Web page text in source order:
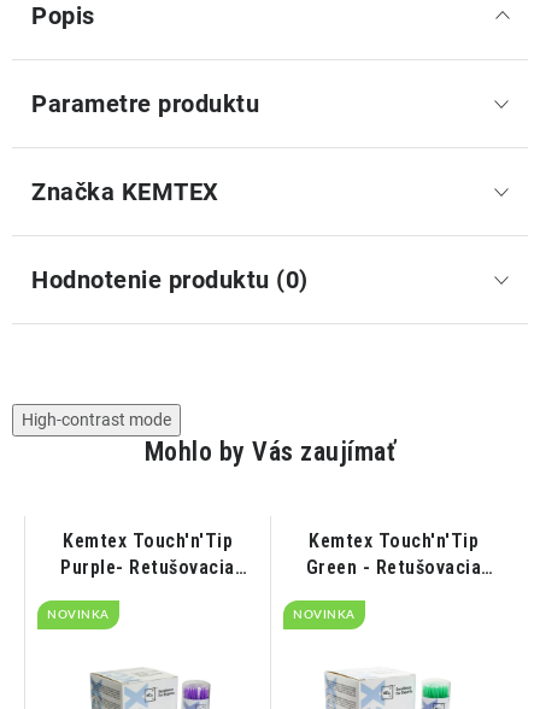
Popis
Parametre produktu
Značka KEMTEX
Hodnotenie produktu (0)
High-contrast mode
Mohlo by Vás zaujímať
Kemtex Touch'n'Tip
Purple- Retušovacia
NOVINKA
Kemtex Touch'n'Tip
Green - Retušovacia
NOVINKA